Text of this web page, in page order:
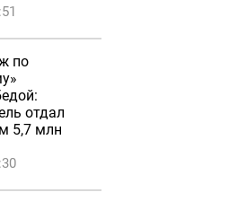
по
отдал
5,7 млн